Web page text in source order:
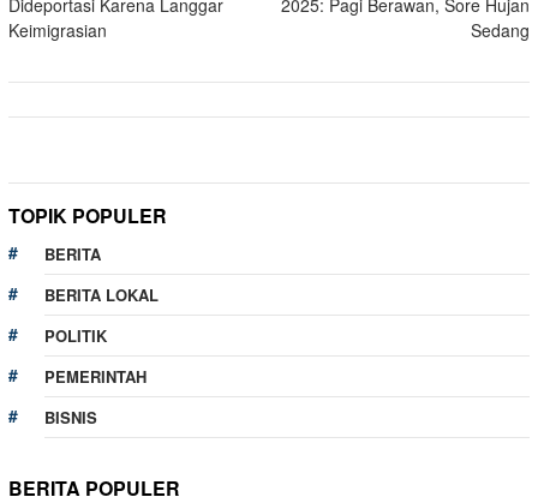
Keimigrasian
Sedang
TOPIK POPULER
BERITA
BERITA LOKAL
POLITIK
PEMERINTAH
BISNIS
BERITA POPULER